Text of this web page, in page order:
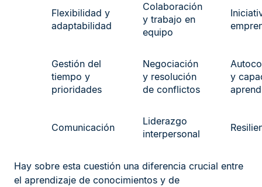
Flexibilidad y
adaptabilidad
Colaboración
y trabajo en
equipo
Gestión del
tiempo y
prioridades
Negociación
y resolución
de conflictos
y
Comunicación
Liderazgo
interpersonal
Hay sobre esta cuestión una diferencia crucial entre
el aprendizaje de conocimientos y de